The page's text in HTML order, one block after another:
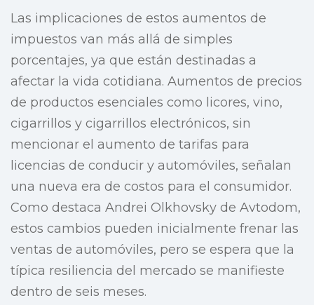
Las implicaciones de estos aumentos de
impuestos van más allá de simples
porcentajes, ya que están destinadas a
afectar la vida cotidiana. Aumentos de precios
de productos esenciales como licores, vino,
cigarrillos y cigarrillos electrónicos, sin
mencionar el aumento de tarifas para
licencias de conducir y automóviles, señalan
una nueva era de costos para el consumidor.
Como destaca Andrei Olkhovsky de Avtodom,
estos cambios pueden inicialmente frenar las
ventas de automóviles, pero se espera que la
típica resiliencia del mercado se manifieste
dentro de seis meses.